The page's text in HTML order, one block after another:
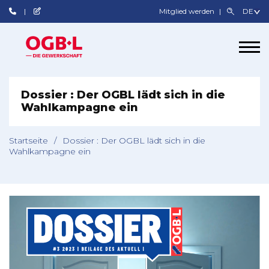
Mitglied werden
Dossier : Der OGBL lädt sich in die
Wahlkampagne ein
Startseite /
Dossier : Der OGBL lädt sich in die
Wahlkampagne ein